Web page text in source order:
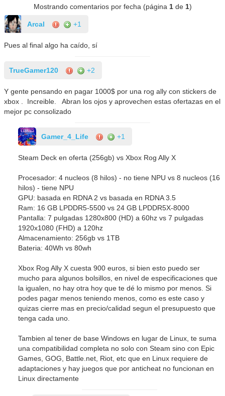
Mostrando comentarios por fecha (página 1de 1)
Arcal +1
Pues al final algo ha caído, sí
TrueGamer120 +2
Y gente pensando en pagar 1000$ por una rog ally con stickers de
xbox . Increible. Abran los ojos y aprovechen estas ofertazas en el
mejor pc consolizado
Gamer_4_Life +1
Steam Deck en oferta (256gb) vs Xbox Rog Ally X
Procesador: 4 nucleos (8 hilos) - no tiene NPU vs 8 nucleos (16
hilos) - tiene NPU
GPU: basada en RDNA 2 vs basada en RDNA 3.5
Ram: 16 GB LPDDR5-5500 vs 24 GB LPDDR5X-8000
Pantalla: 7 pulgadas 1280x800 (HD) a 60hz vs 7 pulgadas
1920x1080 (FHD) a 120hz
Almacenamiento: 256gb vs 1TB
Bateria: 40Wh vs 80wh
Xbox Rog Ally X cuesta 900 euros, si bien esto puedo ser
mucho para algunos bolsillos, en nivel de especificaciones que
la igualen, no hay otra hoy que te dé lo mismo por menos. Si
podes pagar menos teniendo menos, como es este caso y
quizas cierre mas en precio/calidad segun el presupuesto que
tenga cada uno.
Tambien al tener de base Windows en lugar de Linux, te suma
una compatibilidad completa no solo con Steam sino con Epic
Games, GOG, Battle.net, Riot, etc que en Linux requiere de
adaptaciones y hay juegos que por anticheat no funcionan en
Linux directamente